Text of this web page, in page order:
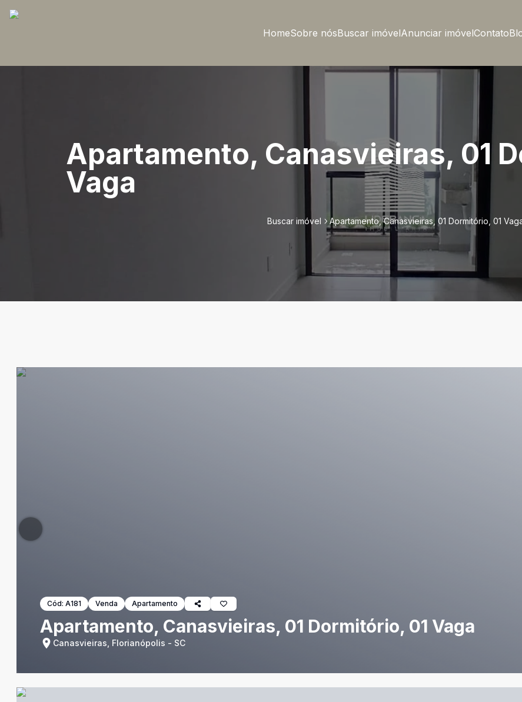
HomeSobre nósBuscar imóvelAnunciar imóvelContato
Apartamento, Canasvieiras, 01
Vaga
Buscar imóvel Apartamento, Canasvieiras, 01 Dormitório, 01
Cód: A181 Venda Apartamento
Apartamento, Canasvieiras, 01 Dormitório, 01 Vaga
Canasvieiras, Florianópolis - SC